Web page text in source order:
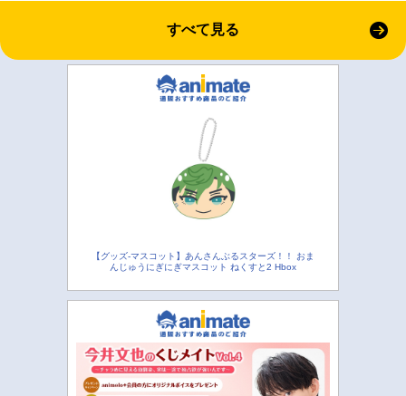
すべて見る
【グッズ-マスコット】あんさんぶるスターズ！！ おま
んじゅうにぎにぎマスコット ねくすと2 Hbox